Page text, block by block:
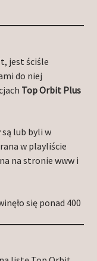
jest ściśle
do niej
Top Orbit Plus
lub byli w
w playliście
na stronie www i
się ponad 400